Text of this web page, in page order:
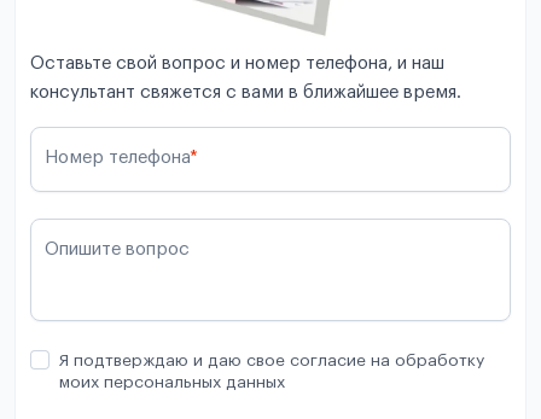
Оставьте свой вопрос и номер телефона, и наш
консультант свяжется с вами в ближайшее время.
Номер телефона*
Опишите вопрос
Я подтверждаю и даю свое согласие на обработку
моих персональных данных